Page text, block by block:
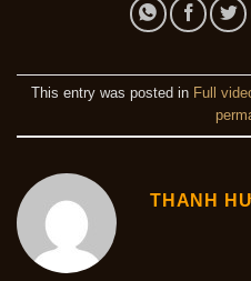
This entry was posted in Full
THANH